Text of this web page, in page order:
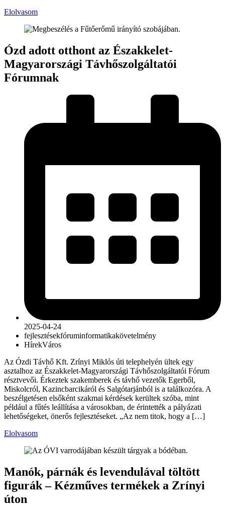
Elolvasom
Ózd adott otthont az Északkelet-
Magyarországi Távhőszolgáltatói
Fórumnak
2025-04-24
fejlesztésekfóruminformatikakövetelmény
HírekVáros
Az Ózdi Távhő Kft. Zrínyi Miklós úti telephelyén ültek egy
asztalhoz az Északkelet-Magyarországi Távhőszolgáltatói Fórum
résztvevői. Érkeztek szakemberek és távhő vezetők Egerből,
Miskolcról, Kazincbarcikáról és Salgótarjánból is a találkozóra. A
beszélgetésen elsőként szakmai kérdések kerültek szóba, mint
például a fűtés leállítása a városokban, de érintették a pályázati
lehetőségeket, önerős fejlesztéseket. „Az nem titok, hogy a […]
Elolvasom
Manók, párnák és levendulával töltött
figurák – Kézműves termékek a Zrínyi
úton